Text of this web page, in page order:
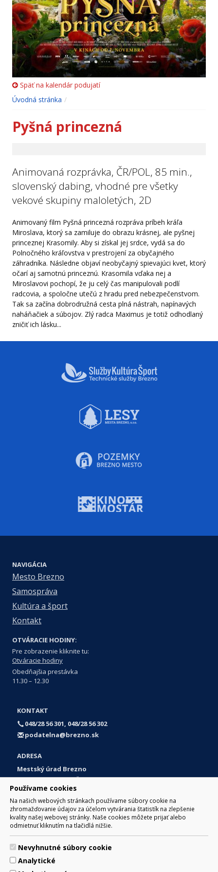
Používame cookies
Na našich webových stránkach používame súbory cookie na
zhromažďovanie údajov za účelom vytvárania štatistík na zlepšenie
kvality našej webovej stránky. Naše cookies môžete prijať alebo
odmietnuť kliknutím na tlačidlá nižšie.
Nevyhnutné súbory cookie
Analytické
Späť na kalendár podujatí
Úvodná stránka
Pyšná princezná
Animovaná rozprávka, ČR/POL, 85 min.,
slovenský dabing, vhodné pre všetky
vekové skupiny maloletých, 2D
Animovaný film Pyšná princezná rozpráva príbeh kráľa
Miroslava, ktorý sa zamiluje do obrazu krásnej, ale pyšnej
princeznej Krasomily. Aby si získal jej srdce, vydá sa do
Polnočného kráľovstva v prestrojení za obyčajného
záhradníka. Následne objaví neobyčajný spievajúci kvet, ktorý
očarí aj samotnú princeznú. Krasomila vďaka nej a
Miroslavovi pochopí, že ju celý čas manipulovali podlí
radcovia, a spoločne utečú z hradu pred nebezpečenstvom.
Tak sa začína dobrodružná cesta plná nástrah, napínavých
naháňačiek a súbojov. Zlý radca Maximus je totiž odhodlaný
zničiť ich lásku...
NAVIGÁCIA
Mesto Brezno
Samospráva
Kultúra a šport
Kontakt
OTVÁRACIE HODINY:
Pre zobrazenie kliknite tu:
Otváracie hodiny
Obedňajšia prestávka
11.30 – 12.30
KONTAKT
048/28 56 301, 048/28 56 302
podatelna@brezno.sk
ADRESA
Mestský úrad Brezno
Námestie gen. M. R. Štefánika 1
977 01 Brezno
Slovakia (Slovak Republic)
© 2017 Mesto Brezno, Námestie gen. M. R. Štefánika 1, Brezno
977 01 Tel.: 048/28 56 301, 048/28 56 302 Email: